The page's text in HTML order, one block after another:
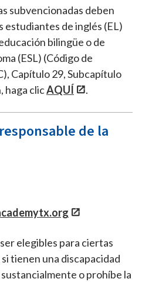
subvencionadas deben
de inglés (EL)
bilingüe o de
(ESL) (Código de
Capítulo 29, Subcapítulo
haga clicAQUÍ .
de la
elegibles para ciertas
tienen una discapacidad
o prohíbe la